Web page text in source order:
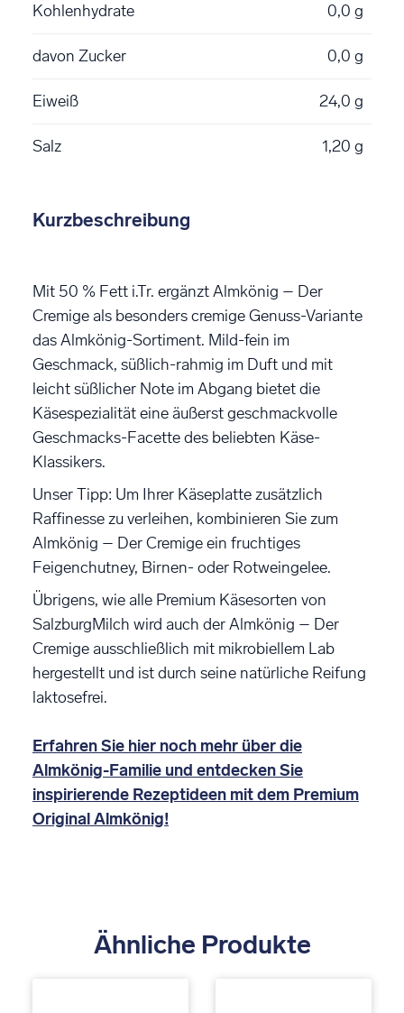
Kohlenhydrate 0,0 g
davon Zucker 0,0 g
Eiweiß 24,0 g
Salz 1,20 g
Kurzbeschreibung
Mit 50 % Fett i.Tr. ergänzt Almkönig – Der
Cremige als besonders cremige Genuss-Variante
das Almkönig-Sortiment. Mild-fein im
Geschmack, süßlich-rahmig im Duft und mit
leicht süßlicher Note im Abgang bietet die
Käsespezialität eine äußerst geschmackvolle
Geschmacks-Facette des beliebten Käse-
Klassikers.
Unser Tipp: Um Ihrer Käseplatte zusätzlich
Raffinesse zu verleihen, kombinieren Sie zum
Almkönig – Der Cremige ein fruchtiges
Feigenchutney, Birnen- oder Rotweingelee.
Übrigens, wie alle Premium Käsesorten von
SalzburgMilch wird auch der Almkönig – Der
Cremige ausschließlich mit mikrobiellem Lab
hergestellt und ist durch seine natürliche Reifung
laktosefrei.
Erfahren Sie hier noch mehr über die
Almkönig-Familie und entdecken Sie
inspirierende Rezeptideen mit dem Premium
Original Almkönig!
Ähnliche Produkte